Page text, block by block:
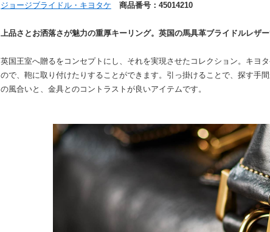
ジョージブライドル・キヨタケ 商品番号：45014210
上品さとお洒落さが魅力の重厚キーリング。英国の馬具革ブライドルレザ
英国王室へ贈るをコンセプトにし、それを実現させたコレクション。キヨ
ので、鞄に取り付けたりすることができます。引っ掛けることで、探す手
の風合いと、金具とのコントラストが良いアイテムです。